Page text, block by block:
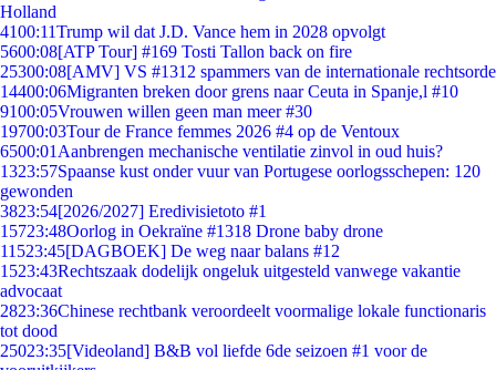
Holland
4100:11Trump wil dat J.D. Vance hem in 2028 opvolgt
5600:08[ATP Tour] #169 Tosti Tallon back on fire
25300:08[AMV] VS #1312 spammers van de internationale rechtsorde
14400:06Migranten breken door grens naar Ceuta in Spanje,l #10
9100:05Vrouwen willen geen man meer #30
19700:03Tour de France femmes 2026 #4 op de Ventoux
6500:01 Aanbrengen mechanische ventilatie zinvol in oud huis?
1323:57Spaanse kust onder vuur van Portugese oorlogsschepen: 120
gewonden
3823:54[2026/2027] Eredivisietoto #1
15723:48Oorlog in Oekraïne #1318 Drone baby drone
11523:45[DAGBOEK] De weg naar balans #12
1523:43Rechtszaak dodelijk ongeluk uitgesteld vanwege vakantie
advocaat
2823:36Chinese rechtbank veroordeelt voormalige lokale functionaris
tot dood
25023:35[Videoland] B&B vol liefde 6de seizoen #1 voor de